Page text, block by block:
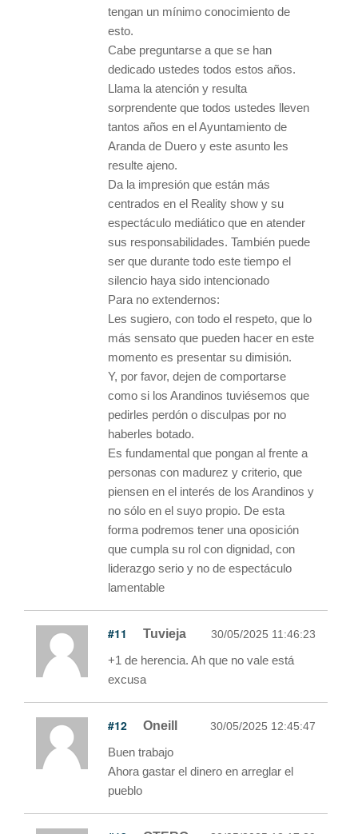
tengan un mínimo conocimiento de
esto.
Cabe preguntarse a que se han
dedicado ustedes todos estos años.
Llama la atención y resulta
sorprendente que todos ustedes lleven
tantos años en el Ayuntamiento de
Aranda de Duero y este asunto les
resulte ajeno.
Da la impresión que están más
centrados en el Reality show y su
espectáculo mediático que en atender
sus responsabilidades. También puede
ser que durante todo este tiempo el
silencio haya sido intencionado
Para no extendernos:
Les sugiero, con todo el respeto, que lo
más sensato que pueden hacer en este
momento es presentar su dimisión.
Y, por favor, dejen de comportarse
como si los Arandinos tuviésemos que
pedirles perdón o disculpas por no
haberles botado.
Es fundamental que pongan al frente a
personas con madurez y criterio, que
piensen en el interés de los Arandinos y
no sólo en el suyo propio. De esta
forma podremos tener una oposición
que cumpla su rol con dignidad, con
liderazgo serio y no de espectáculo
lamentable
#11 Tuvieja 30/05/2025 11:46:23
+1 de herencia. Ah que no vale está
excusa
#12 Oneill 30/05/2025 12:45:47
Buen trabajo
Ahora gastar el dinero en arreglar el
pueblo